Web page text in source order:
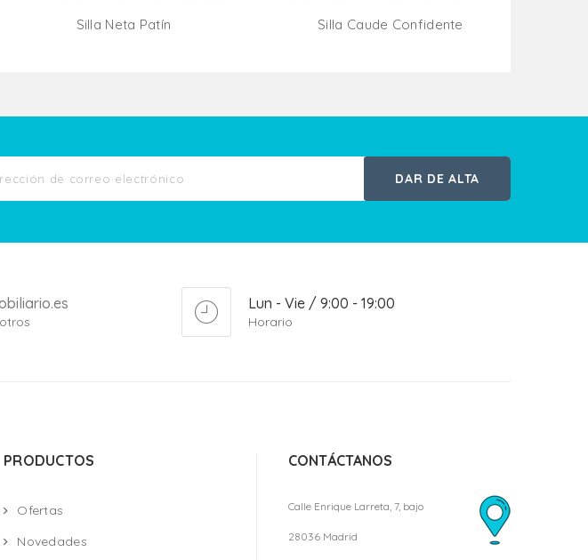
Silla Neta Patín
Silla Caude Confidente
DAR DE ALTA
Lun - Vie / 9:00 - 19:00
Horario
PRODUCTOS
Ofertas
Novedades
CONTÁCTANOS
Calle Enrique Larreta, 7, bajo
28036 Madrid